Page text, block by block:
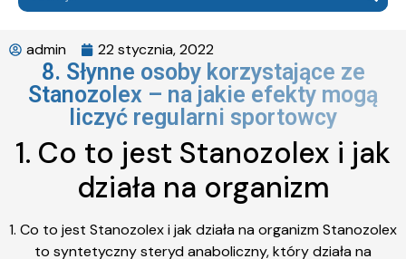
admin 22 stycznia, 2022
8. Słynne osoby korzystające ze
Stanozolex – na jakie efekty mogą
liczyć regularni sportowcy
1. Co to jest Stanozolex i jak
działa na organizm
1. Co to jest Stanozolex i jak działa na organizm Stanozolex
to syntetyczny steryd anaboliczny, który działa na